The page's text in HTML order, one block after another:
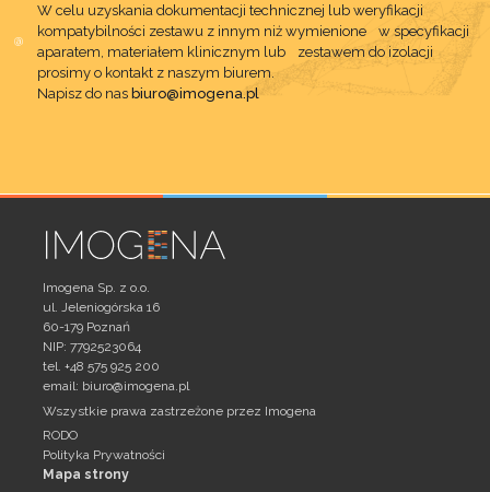
W celu uzyskania dokumentacji technicznej lub weryfikacji
kompatybilności zestawu z innym niż wymienione w specyfikacji
aparatem, materiałem klinicznym lub zestawem do izolacji
prosimy o kontakt z naszym biurem.
Napisz do nas biuro@imogena.pl
Imogena Sp. z o.o.
ul. Jeleniogórska 16
60-179 Poznań
NIP: 7792523064
tel. +48 575 925 200
email: biuro@imogena.pl
Wszystkie prawa zastrzeżone przez Imogena
RODO
Polityka Prywatności
Mapa strony